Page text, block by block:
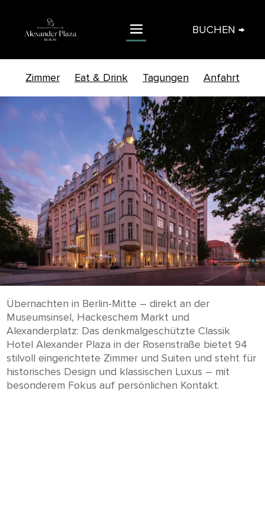
BUCHEN →
Zimmer Eat & Drink Tagungen Anfahrt
Übernachten in Berlin-Mitte – direkt an der
Museumsinsel, Hackeschem Markt und
Alexanderplatz: Das denkmalgeschützte Classik
Hotel Alexander Plaza in der Rosenstraße bietet 94
stilvoll eingerichtete Zimmer und Suiten und steht für
historisches Design und klassischen Luxus – mit
besonderem Fokus auf persönlichen Kontakt.